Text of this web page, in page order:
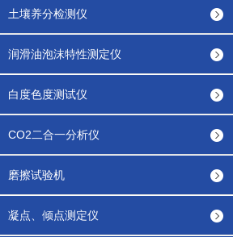
土壤养分检测仪
润滑油泡沫特性测定仪
白度色度测试仪
CO2二合一分析仪
磨擦试验机
凝点、倾点测定仪